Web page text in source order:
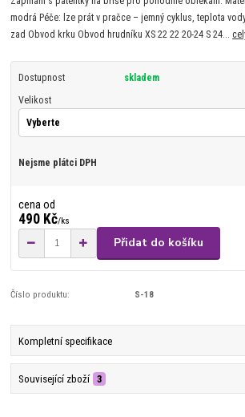
modrá Péče: lze prát v pračce – jemný cyklus, teplota
zad Obvod krku Obvod hrudníku XS 22 22 20-24 S 24...
Dostupnost skladem
Velikost
Nejsme plátci DPH
cena od
490 Kč/ks
Přidat do košíku
Číslo produktu: S-18
Kompletní specifikace
Související zboží 3